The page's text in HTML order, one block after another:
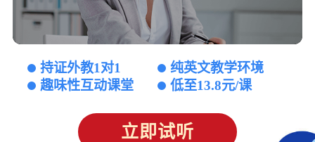
持证外教1对1
纯英文教学环境
趣味性互动课堂
低至13.8元/课
立即试听